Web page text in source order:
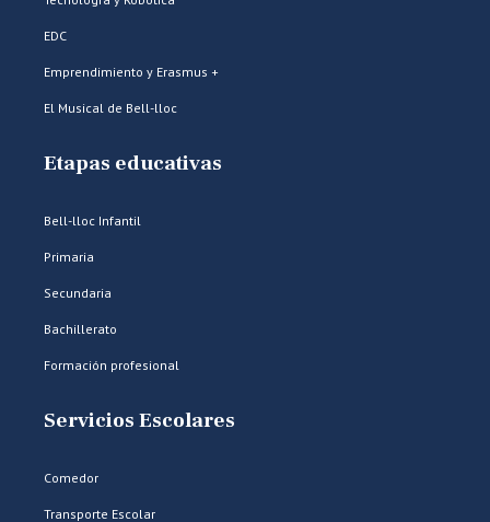
EDC
Emprendimiento y Erasmus +
El Musical de Bell-lloc
Etapas educativas
Bell-lloc Infantil
Primaria
Secundaria
Bachillerato
Formación profesional
Servicios Escolares
Comedor
Transporte Escolar